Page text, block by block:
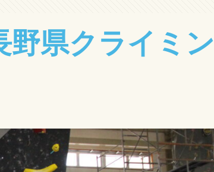
県クライミ